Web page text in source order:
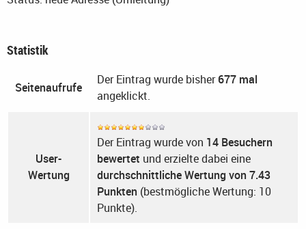
Statistik
Seitenaufrufe
Der Eintrag wurde bisher677 mal
angeklickt.
User-
Wertung
Der Eintrag wurde von 14 Besuchern
bewertet und erzielte dabei eine
durchschnittliche Wertung von 7.43
Punkten (bestmögliche Wertung: 10
Punkte).